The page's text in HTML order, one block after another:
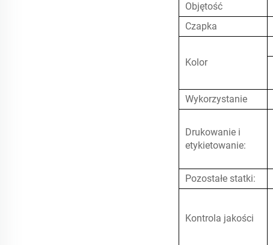
Objętość
Czapka
Kolor
Wykorzystanie
Drukowanie i
etykietowanie:
Pozostałe statki:
Kontrola jakości